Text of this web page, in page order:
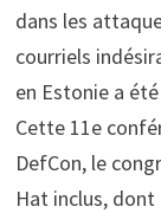
dans les
courriels
en Estonie a
Cette 11e
DefCon, le
Hat inclus,